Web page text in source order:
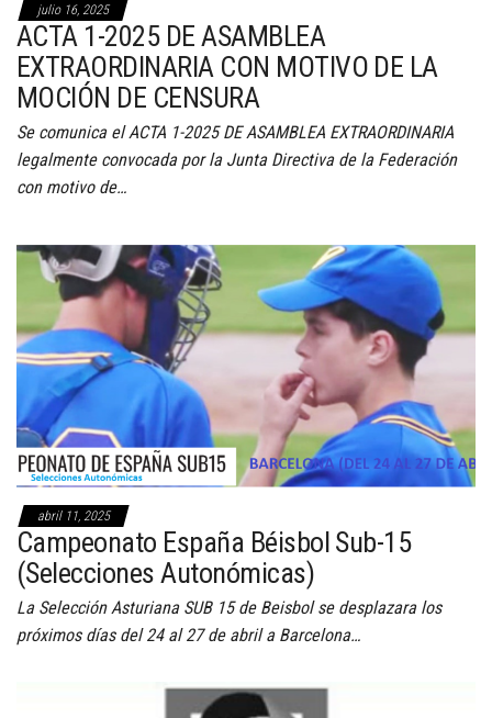
julio 16, 2025
ACTA 1-2025 DE ASAMBLEA
EXTRAORDINARIA CON MOTIVO DE LA
MOCIÓN DE CENSURA
Se comunica el ACTA 1-2025 DE ASAMBLEA EXTRAORDINARIA
legalmente convocada por la Junta Directiva de la Federación
con motivo de…
abril 11, 2025
Campeonato España Béisbol Sub-15
(Selecciones Autonómicas)
La Selección Asturiana SUB 15 de Beisbol se desplazara los
próximos días del 24 al 27 de abril a Barcelona…